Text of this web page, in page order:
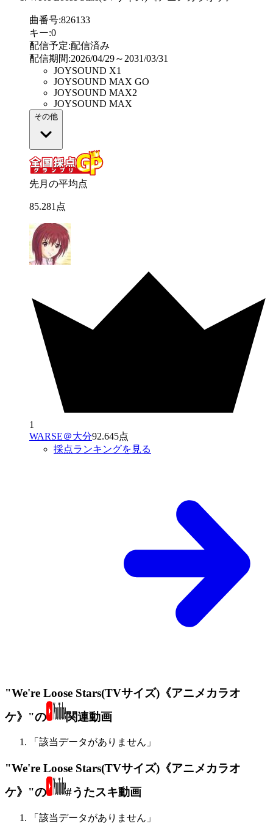
曲番号:826133
キー:0
配信予定:配信済み
配信期間:2026/04/29～2031/03/31
JOYSOUND X1
JOYSOUND MAX GO
JOYSOUND MAX2
JOYSOUND MAX
その他
先月の平均点
85.281 点
1
WARSE＠大分92.645点
採点ランキングを見る
"We're Loose Stars(TVサイズ)《アニメカラオ
ケ》"の
関連動画
「該当データがありません」
"We're Loose Stars(TVサイズ)《アニメカラオ
ケ》"の
#うたスキ動画
「該当データがありません」